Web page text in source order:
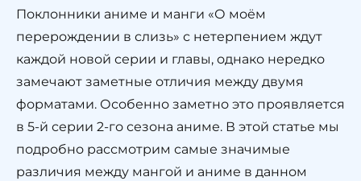
Поклонники аниме и манги «О моём
перерождении в слизь» с нетерпением ждут
каждой новой серии и главы, однако нередко
замечают заметные отличия между двумя
форматами. Особенно заметно это проявляется
в 5-й серии 2-го сезона аниме. В этой статье мы
подробно рассмотрим самые значимые
различия между мангой и аниме в данном